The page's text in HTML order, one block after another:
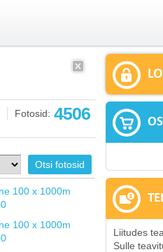
Fotosid: 4506
Liitudes
Sulle